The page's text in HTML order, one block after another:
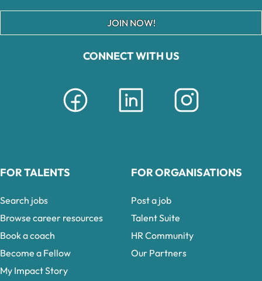
CONNECT WITH US
JOIN NOW!
FOR TALENTS
Search jobs
Browse career resources
Book a coach
Become a Fellow
My Impact Story
FOR ORGANISATIONS
Post a job
Talent Suite
HR Community
Our Partners